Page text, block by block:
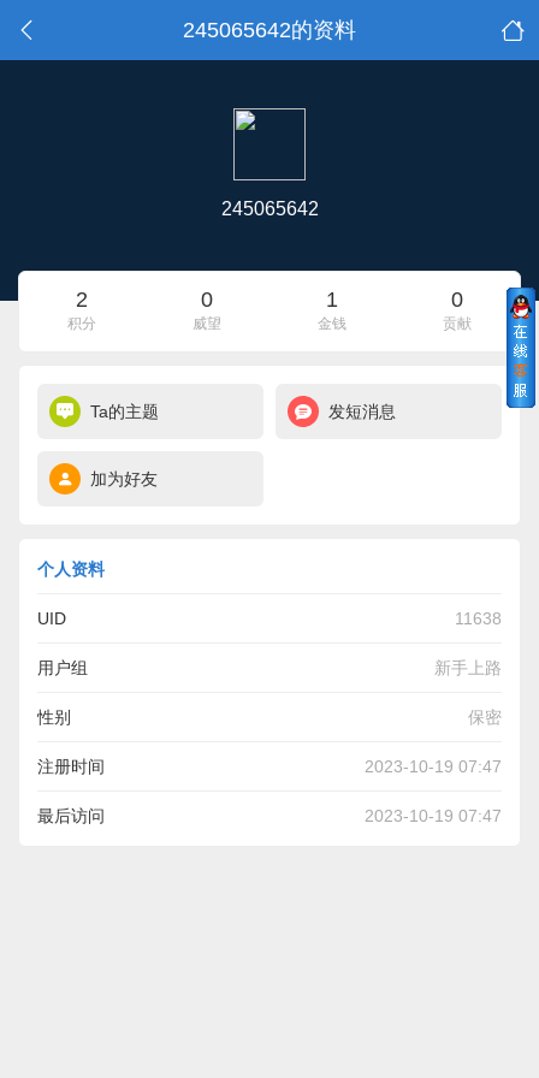
245065642的资料
245065642
2
积分
0
威望
1
金钱
0
贡献
Ta的主题 发短消息
加为好友
个人资料
UID 11638
用户组 新手上路
性别 保密
注册时间 2023-10-19 07:47
最后访问 2023-10-19 07:47